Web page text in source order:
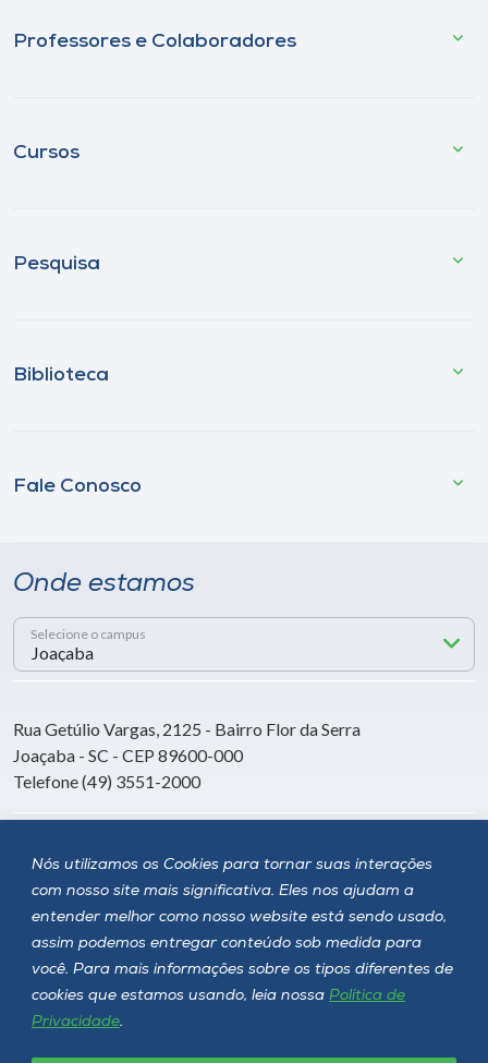
Nós utilizamos os Cookies para tornar suas interações
com nosso site mais significativa. Eles nos ajudam a
entender melhor como nosso website está sendo usado,
assim podemos entregar conteúdo sob medida para
você. Para mais informações sobre os tipos diferentes de
cookies que estamos usando, leia nossa Política de
Privacidade.
Professores e Colaboradores
Cursos
Pesquisa
Biblioteca
Fale Conosco
Onde estamos
Selecione o campus
Rua Getúlio Vargas, 2125 - Bairro Flor da Serra
Joaçaba - SC - CEP 89600-000
Telefone (49) 3551-2000
Siga a Unoesc